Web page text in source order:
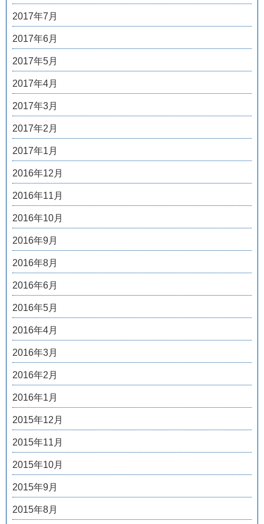
2017年7月
2017年6月
2017年5月
2017年4月
2017年3月
2017年2月
2017年1月
2016年12月
2016年11月
2016年10月
2016年9月
2016年8月
2016年6月
2016年5月
2016年4月
2016年3月
2016年2月
2016年1月
2015年12月
2015年11月
2015年10月
2015年9月
2015年8月